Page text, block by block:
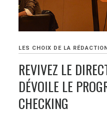
LES CHOIX DE LA RÉDACTION
REVIVEZ LE
DÉVOILE LE
CHECKING